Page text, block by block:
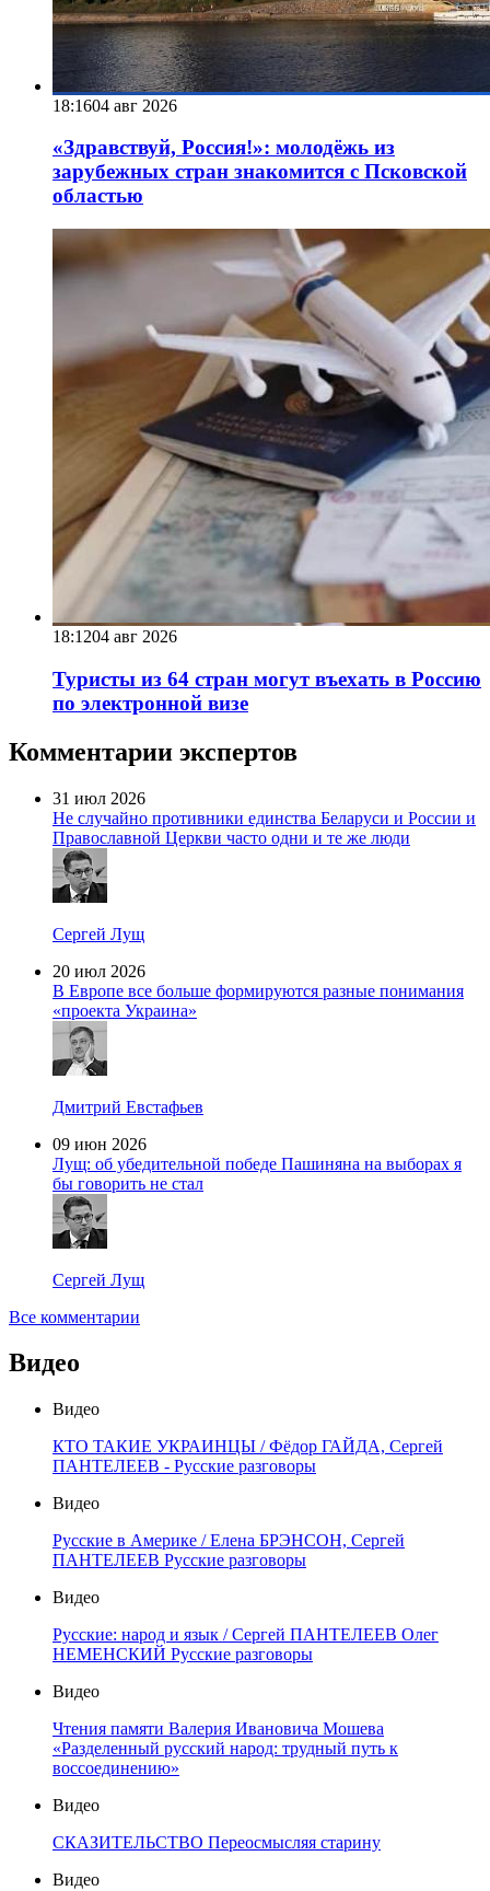
18:1604 авг 2026
«Здравствуй, Россия!»: молодёжь из
зарубежных стран знакомится с Псковской
областью
18:1204 авг 2026
Туристы из 64 стран могут въехать в Россию
по электронной визе
Комментарии экспертов
31 июл 2026
Не случайно противники единства Беларуси и России и
Православной Церкви часто одни и те же люди
Сергей Лущ
20 июл 2026
В Европе все больше формируются разные понимания
«проекта Украина»
Дмитрий Евстафьев
09 июн 2026
Лущ: об убедительной победе Пашиняна на выборах я
бы говорить не стал
Сергей Лущ
Все комментарии
Видео
Видео
КТО ТАКИЕ УКРАИНЦЫ / Фёдор ГАЙДА, Сергей
ПАНТЕЛЕЕВ - Русские разговоры
Видео
Русские в Америке / Елена БРЭНСОН, Сергей
ПАНТЕЛЕЕВ Русские разговоры
Видео
Русские: народ и язык / Сергей ПАНТЕЛЕЕВ Олег
НЕМЕНСКИЙ Русские разговоры
Видео
Чтения памяти Валерия Ивановича Мошева
«Разделенный русский народ: трудный путь к
воссоединению»
Видео
СКАЗИТЕЛЬСТВО Переосмысляя старину
Видео